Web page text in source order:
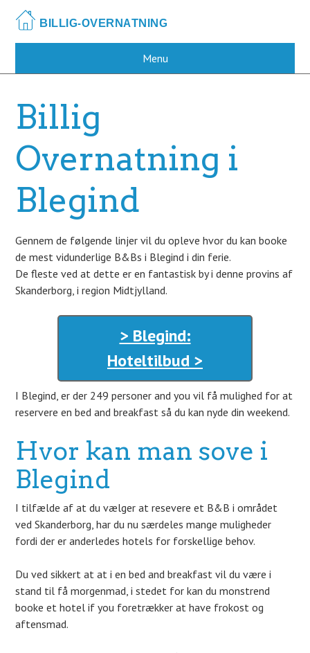
main
Menu
Billig
Overnatning i
Blegind
Gennem de følgende linjer vil du opleve hvor du kan booke
de mest vidunderlige B&Bs i Blegind i din ferie.
De fleste ved at dette er en fantastisk by i denne provins af
Skanderborg, i region Midtjylland.
> Blegind:
Hoteltilbud >
I Blegind, er der 249 personer and you vil få mulighed for at
reservere en bed and breakfast så du kan nyde din weekend.
Hvor kan man sove i
Blegind
I tilfælde af at du vælger at resevere et B&B i området
ved Skanderborg, har du nu særdeles mange muligheder
fordi der er anderledes hotels for forskellige behov.
Du ved sikkert at at i en bed and breakfast vil du være i
stand til få morgenmad, i stedet for kan du monstrend
booke et hotel if you foretrækker at have frokost og
aftensmad.